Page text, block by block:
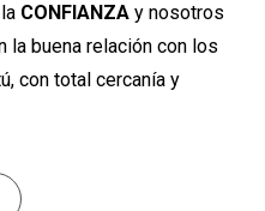
CONFIANZA y nosotros
la buena relación con los
con total cercanía y